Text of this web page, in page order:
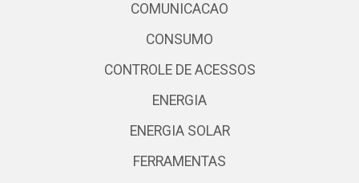
COMUNICACAO
CONSUMO
CONTROLE DE ACESSOS
ENERGIA
ENERGIA SOLAR
FERRAMENTAS